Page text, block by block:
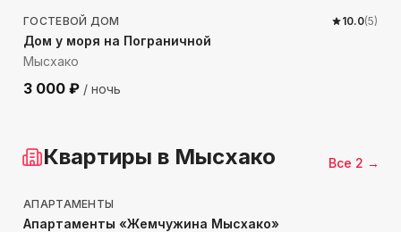
ГОСТЕВОЙ ДОМ 10.0(5)
Дом у моря на Пограничной
Мысхако
3 000 ₽ / ночь
Квартиры в Мысхако Все 2 →
613м до моря
АПАРТАМЕНТЫ
Апартаменты «Жемчужина Мысхако»